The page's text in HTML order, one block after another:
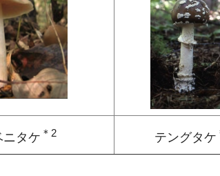
ニタケ ＊2 テングタケ